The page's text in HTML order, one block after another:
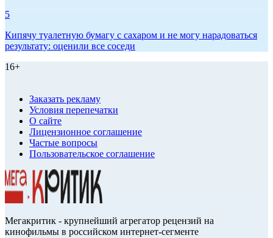
5
Кипячу туалетную бумагу с сахаром и не могу нарадоваться
результату: оценили все соседи
16+
Заказать рекламу
Условия перепечатки
О сайте
Лицензионное соглашение
Частые вопросы
Пользовательское соглашение
Мегакритик - крупнейший агрегатор рецензий на
кинофильмы в российском интернет-сегменте